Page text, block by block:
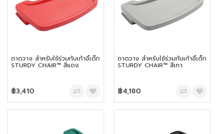
ถาดวาง สำหรับใช้ร่วมกับเก้าอี้เด็ก
STURDY CHAIR™ สีแดง
฿3,410
ถาดวาง สำหรับใช้ร่วมกับเก้าอี้เด็ก
STURDY CHAIR™ สีเทา
฿4,180